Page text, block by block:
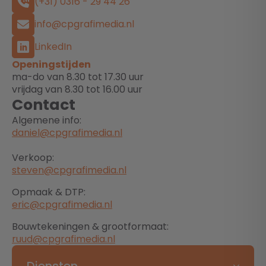
info@cpgrafimedia.nl
LinkedIn
Openingstijden
ma-do van 8.30 tot 17.30 uur
vrijdag van 8.30 tot 16.00 uur
Contact
Algemene info:
daniel@cpgrafimedia.nl
Verkoop:
steven@cpgrafimedia.nl
Opmaak & DTP:
eric@cpgrafimedia.nl
Bouwtekeningen & grootformaat:
ruud@cpgrafimedia.nl